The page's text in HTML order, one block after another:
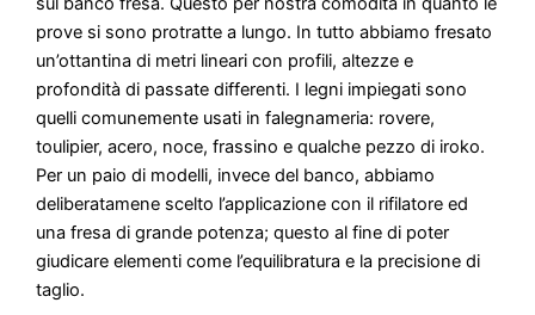
prove si sono protratte a lungo. In tutto abbiamo fresato
un’ottantina di metri lineari con profili, altezze e
profondità di passate differenti. I legni impiegati sono
quelli comunemente usati in falegnameria: rovere,
toulipier, acero, noce, frassino e qualche pezzo di iroko.
Per un paio di modelli, invece del banco, abbiamo
deliberatamene scelto l’applicazione con il rifilatore ed
una fresa di grande potenza; questo al fine di poter
giudicare elementi come l’equilibratura e la precisione di
taglio.